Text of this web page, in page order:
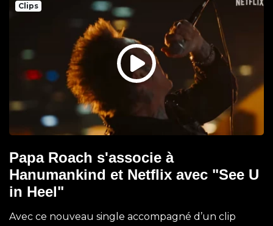
Clips
Papa Roach s'associe à
Hanumankind et Netflix avec "See U
in Heel"
Avec ce nouveau single accompagné d’un clip